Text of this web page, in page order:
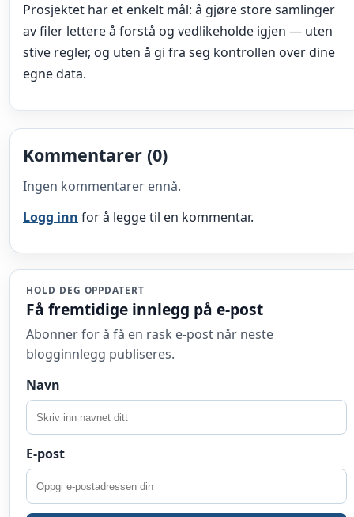
Prosjektet har et enkelt mål: å gjøre store samlinger
av filer lettere å forstå og vedlikeholde igjen — uten
stive regler, og uten å gi fra seg kontrollen over dine
egne data.
Kommentarer (0)
Ingen kommentarer ennå.
Logg inn for å legge til en kommentar.
HOLD DEG OPPDATERT
Få fremtidige innlegg på e-post
Abonner for å få en rask e-post når neste
blogginnlegg publiseres.
Navn
E-post